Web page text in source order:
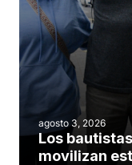
agosto 3, 2026
Los
movilizan